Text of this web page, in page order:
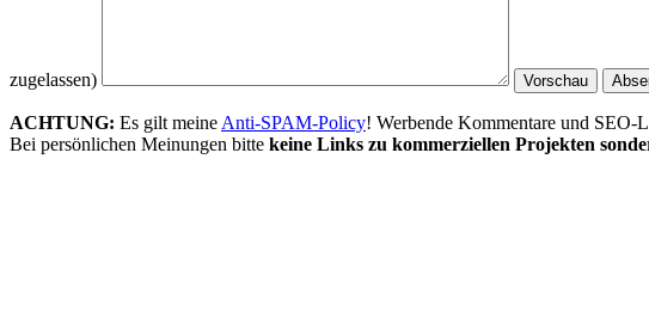
zugelassen)
ACHTUNG: Es gilt meine Anti-SPAM-Policy! Werbende Kommentare und SEO-
Bei persönlichen Meinungen bitte keine Links zu kommerziellen Projekten